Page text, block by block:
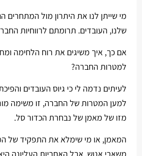
מי שייתן לנו את היתרון מול
שלנו, העובדים. תרומתם לרווחיות
אם כך, איך משיגים את רוח הלחימה
למטרות החברה?
לעיתים נדמה לי כי גיוס העובדים
למען המטרות של החברה, זו משימה
מזו של מאמן של נבחרת הכדור סל.
המאמן, או מי שימלא את התפקיד של
משאבי אנוש. אבל האחריות העליונה